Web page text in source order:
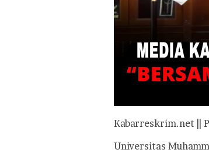
Kabarreskrim.net ||
Universitas